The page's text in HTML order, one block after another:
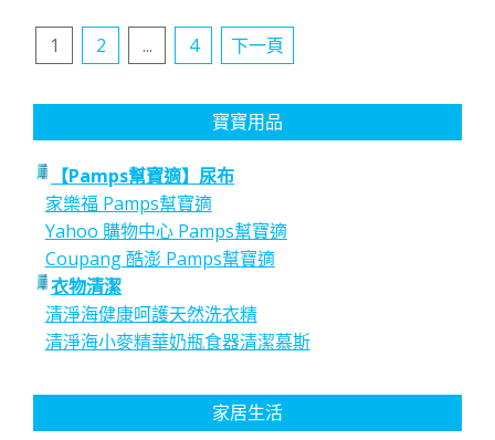
文
頁
1 2 ... 4 下一頁
寶寶用品
【Pamps幫寶適】尿布
家樂福 Pamps幫寶適
Yahoo 購物中心 Pamps幫寶適
Coupang 酷澎 Pamps幫寶適
衣物清潔
清淨海健康呵護天然洗衣精
清淨海小麥精華奶瓶食器清潔慕斯
家居生活